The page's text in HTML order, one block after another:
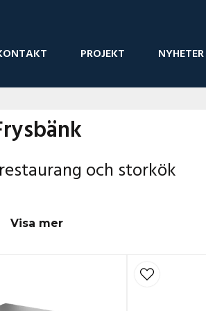
PROJEKT
och storkök
tillverkare. De är byggda
Visa mer